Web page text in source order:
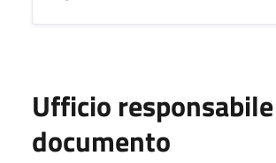
Ufficio
documento